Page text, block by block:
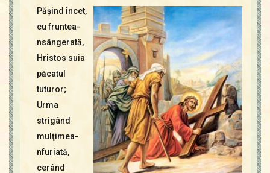
Păşind încet,
cu fruntea-
nsângerată,
Hristos suia
păcatul
tuturor;
Urma
strigând
mulţimea-
nfuriată,
cerând